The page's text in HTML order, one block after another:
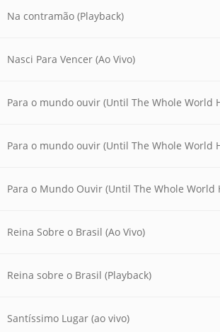
Na contramão (Playback)
Nasci Para Vencer (Ao Vivo)
Reina Sobre o Brasil (Ao Vivo)
Reina sobre o Brasil (Playback)
Santíssimo Lugar (ao vivo)